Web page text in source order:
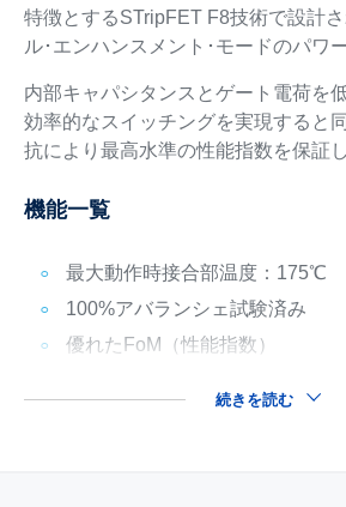
特徴とするSTripFET F8技術で設計
ル･エンハンスメント･モードのパワ
内部キャパシタンスとゲート電荷を
効率的なスイッチングを実現すると
抗により最高水準の性能指数を保証し
機能一覧
最大動作時接合部温度：175℃
100%アバランシェ試験済み
優れたFoM（性能指数）
続きを読む